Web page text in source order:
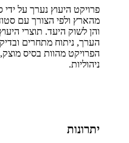
פרויקט היעוץ נערך על
מהארץ ולפי הצורך עם
והן לשוק היעד. תוצרי
הערך, ניתוח מתחרים
הפרויקט מהוות בסיס
ניהוליות.
יתרונות